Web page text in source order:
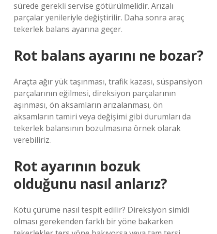
sürede gerekli servise götürülmelidir. Arızalı
parçalar yenileriyle değiştirilir. Daha sonra araç
tekerlek balans ayarına geçer.
Rot balans ayarını ne bozar?
Araçta ağır yük taşınması, trafik kazası, süspansiyon
parçalarının eğilmesi, direksiyon parçalarının
aşınması, ön aksamların arızalanması, ön
aksamların tamiri veya değişimi gibi durumları da
tekerlek balansının bozulmasına örnek olarak
verebiliriz.
Rot ayarının bozuk
olduğunu nasıl anlarız?
Kötü çürüme nasıl tespit edilir? Direksiyon simidi
olması gerekenden farklı bir yöne bakarken